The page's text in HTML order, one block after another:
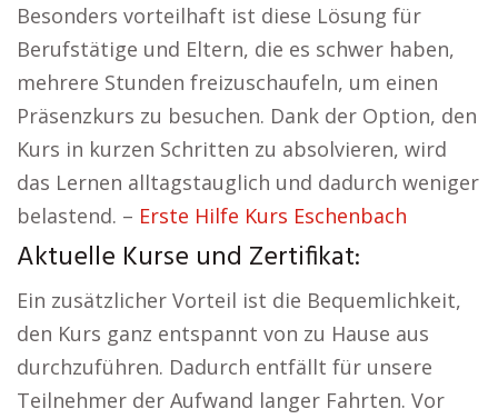
Besonders vorteilhaft ist diese Lösung für
Berufstätige und Eltern, die es schwer haben,
mehrere Stunden freizuschaufeln, um einen
Präsenzkurs zu besuchen. Dank der Option, den
Kurs in kurzen Schritten zu absolvieren, wird
das Lernen alltagstauglich und dadurch weniger
belastend. – Erste Hilfe Kurs Eschenbach
Aktuelle Kurse und Zertifikat:
Ein zusätzlicher Vorteil ist die Bequemlichkeit,
den Kurs ganz entspannt von zu Hause aus
durchzuführen. Dadurch entfällt für unsere
Teilnehmer der Aufwand langer Fahrten. Vor